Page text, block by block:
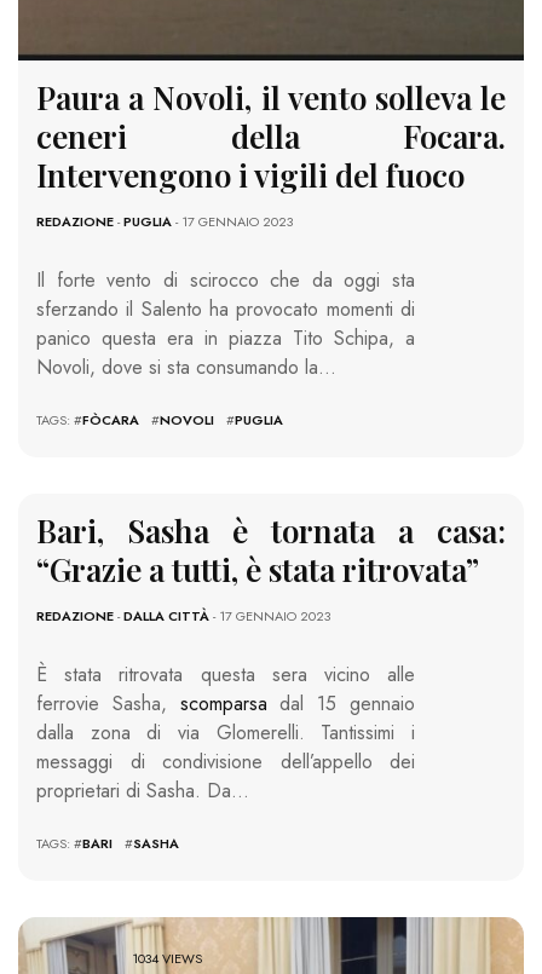
Paura a Novoli, il vento solleva le
ceneri della Focara.
Intervengono i vigili del fuoco
REDAZIONE-PUGLIA- 17 GENNAIO 2023
Il forte vento di scirocco che da oggi sta
sferzando il Salento ha provocato momenti di
panico questa era in piazza Tito Schipa, a
Novoli, dove si sta consumando la…
TAGS: #FÒCARA #NOVOLI #PUGLIA
Bari, Sasha è tornata a casa:
“Grazie a tutti, è stata ritrovata”
REDAZIONE-DALLA CITTÀ- 17 GENNAIO 2023
È stata ritrovata questa sera vicino alle
ferrovie Sasha, scomparsa dal 15 gennaio
dalla zona di via Glomerelli. Tantissimi i
messaggi di condivisione dell’appello dei
proprietari di Sasha. Da…
TAGS: #BARI #SASHA
1034 VIEWS